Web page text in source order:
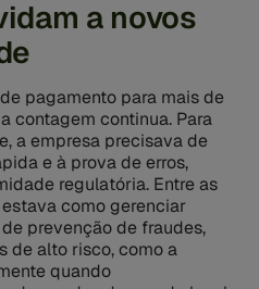
a novos
pagamento para mais de
contagem continua. Para
a empresa precisava de
e à prova de erros,
regulatória. Entre as
como gerenciar
prevenção de fraudes,
de alto risco, como a
quando